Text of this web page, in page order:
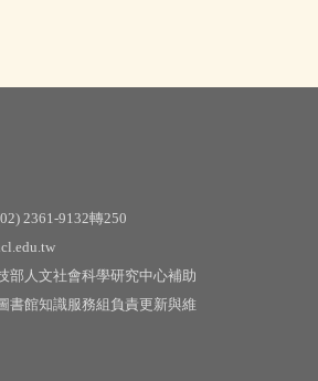
2361-9132轉250
部人文社會科學研究中心補助
書館知識服務組負責更新與維